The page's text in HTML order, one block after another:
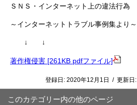
ＳＮＳ・インターネット上の違法行為
～インターネットトラブル事例集より～
↓ ↓
著作権侵害 [261KB pdfファイル]
登録日: 2020年12月1日 / 更新日:
このカテゴリー内の他のページ